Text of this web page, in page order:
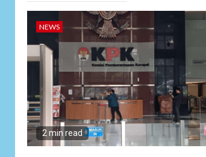
NEWS
2 min read